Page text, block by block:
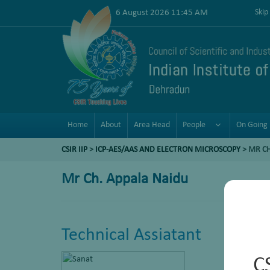
6 August 2026 11:45 AM
Home About Area Head People On Going
CSIR IIP > ICP-AES/AAS AND ELECTRON MICROSCOPY > MR
Mr Ch. Appala Naidu
Technical Assiatant